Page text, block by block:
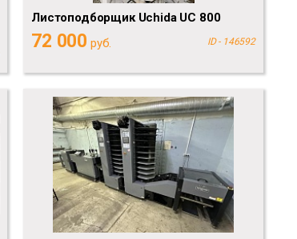
Листоподборщик Uchida UC 800
72 000 руб. ID - 146592